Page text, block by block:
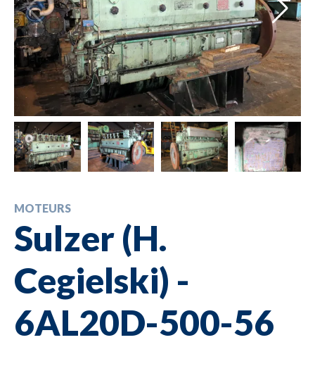
MOTEURS
Sulzer (H.
Cegielski) -
6AL20D-500-56